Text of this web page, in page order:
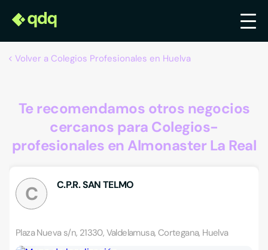
Volver a Colegios Profesionales en Huelva
Te recomendamos otros negocios
cercanos para Colegios-
profesionales en Almonaster La Real
C C.P.R. SAN TELMO
Plaza Nueva s/n, 21330, Valdelamusa, Cortegana, Huelva